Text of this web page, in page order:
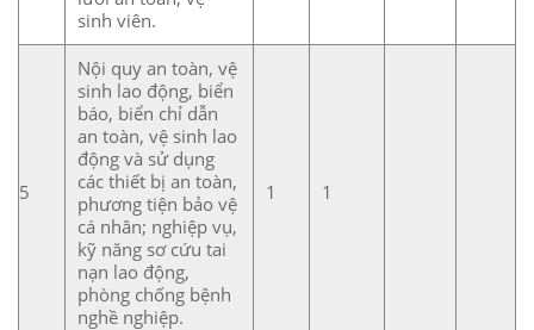
sinh viên.
5
Nội quy an toàn, vệ
sinh lao động, biển
báo, biển chỉ dẫn
an toàn, vệ sinh lao
động và sử dụng
các thiết bị an toàn,
phương tiện bảo vệ
cá nhân; nghiệp vụ,
kỹ năng sơ cứu tai
nạn lao động,
phòng chống bệnh
nghề nghiệp.
1 1